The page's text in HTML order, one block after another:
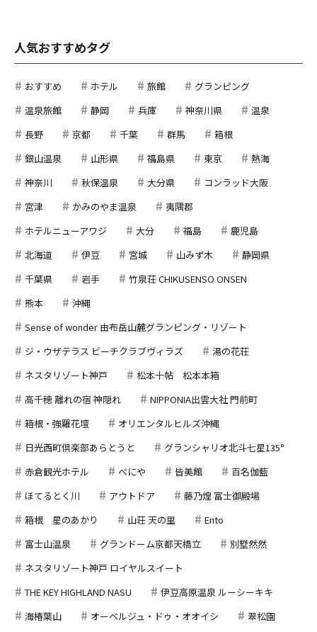
人気おすすめタグ
おすすめ ホテル 旅館
グランピング
温泉旅館
静岡 兵庫 神奈川県
温泉
長野
京都 千葉 群馬
箱根
銀山温泉
山形県 福島県 東京
熱海
神奈川
秋保温泉 大分県
コンラッド大阪
宮津
かみのやま温泉
夷隅郡
ホテルニューアワジ
大分 福島
鹿児島
北海道
伊豆 宮城 山みず木
静岡県
千葉県
岩手
竹泉荘 CHIKUSENSO ONSEN
熊本
沖縄
Sense of wonder 由布岳山麓グランピング・リゾート
ジ・ウザテラス ビーチクラブヴィラズ
湯の花荘
ネスタリゾート神戸
松本十帖 松本本箱
高千穂 離れの宿 神隠れ
NIPPONIA出雲大社 門前町
箱根・強羅花壇
オリエンタルヒルズ沖縄
日光西町倶楽部あらとうと
グランシャリオ北斗七星135°
赤倉観光ホテル
べにや 皆美館
百名伽藍
ほてるとく川
アウトドア
藤乃煌 富士御殿場
箱根 星のあかり
山荘 天の里
Ento
富士山温泉
グランドーム京都天橋立
別墅然然
ネスタリゾート神戸 ロイヤルスイート
THE KEY HIGHLAND NASU
伊豆高原温泉 ルーシーキキ
海椿葉山
オーベルジュ・ドゥ・オオイシ
翠松園